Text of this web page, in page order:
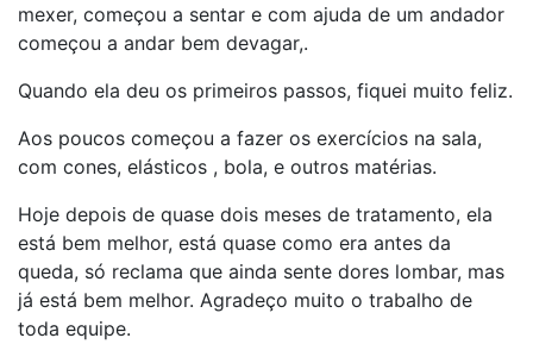
mexer, começou a sentar e com ajuda de um andador
começou a andar bem devagar,.
Quando ela deu os primeiros passos, fiquei muito feliz.
Aos poucos começou a fazer os exercícios na sala,
com cones, elásticos , bola, e outros matérias.
Hoje depois de quase dois meses de tratamento, ela
está bem melhor, está quase como era antes da
queda, só reclama que ainda sente dores lombar, mas
já está bem melhor. Agradeço muito o trabalho de
toda equipe.